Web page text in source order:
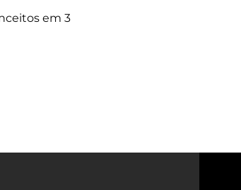
em 3